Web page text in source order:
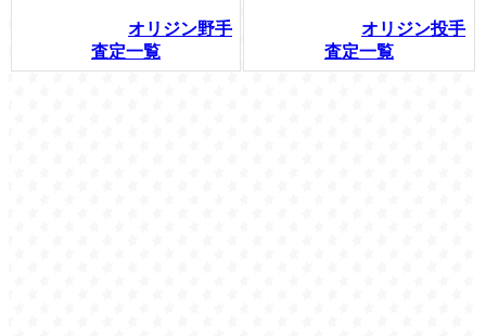
オリジン野手
査定一覧
オリジン投手
査定一覧